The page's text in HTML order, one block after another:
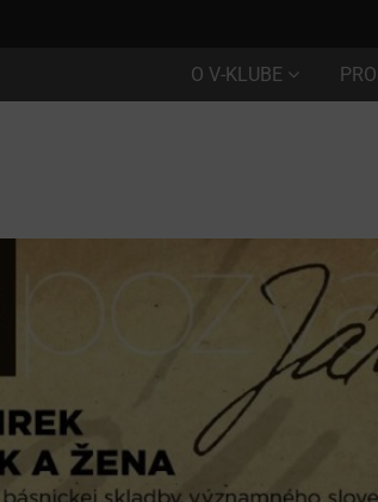
O V-KLUBE